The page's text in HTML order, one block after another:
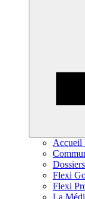
Accueil
Flexi
Flexi
La